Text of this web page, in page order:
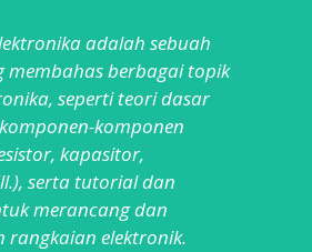
adalah sebuah
membahas berbagai topik
seperti teori dasar
komponen
kapasitor,
serta tutorial dan
merancang dan
rangkaian elektronik.